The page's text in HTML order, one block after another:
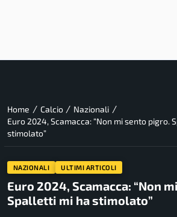
Home / Calcio / Nazionali /
Euro 2024, Scamacca: “Non mi sento pigro.
stimolato”
NAZIONALI ULTIMI ARTICOLI
Euro 2024, Scamacca: “Non
Spalletti mi ha stimolato”